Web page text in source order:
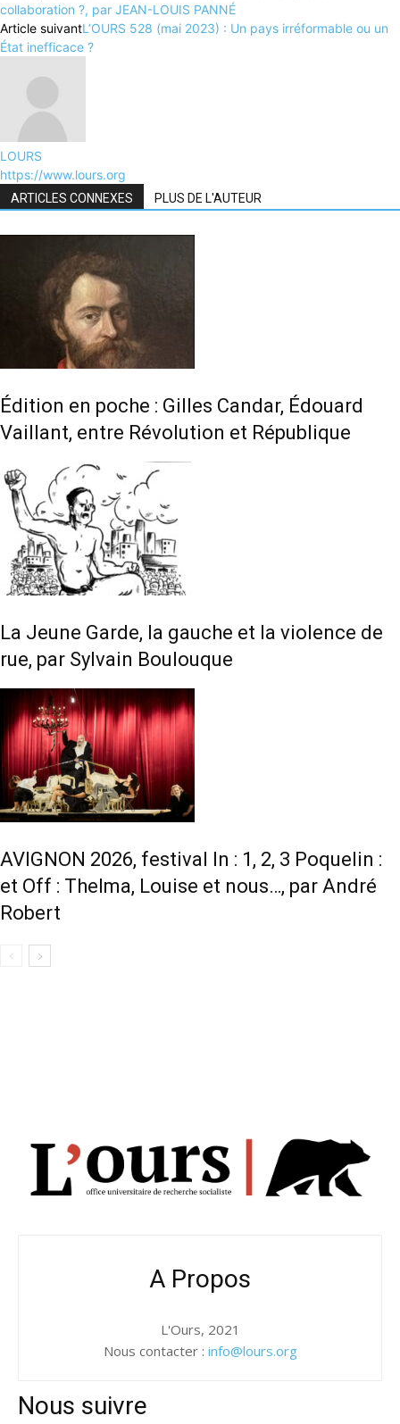
collaboration ?, par JEAN-LOUIS PANNÉ
Article suivantL’OURS 528 (mai 2023) : Un pays irréformable ou un
État inefficace ?
LOURS
https://www.lours.org
ARTICLES CONNEXES PLUS DE L'AUTEUR
Édition en poche : Gilles Candar, Édouard
Vaillant, entre Révolution et République
La Jeune Garde, la gauche et la violence de
rue, par Sylvain Boulouque
AVIGNON 2026, festival In : 1, 2, 3 Poquelin :
et Off : Thelma, Louise et nous…, par André
Robert
A Propos
L'Ours, 2021
Nous contacter : info@lours.org
Nous suivre